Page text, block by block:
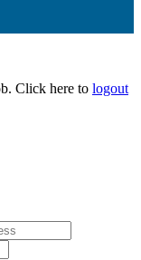
Click here to logout